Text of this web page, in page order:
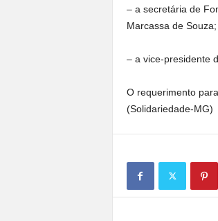
– a secretária de
Marcassa de
– a vice-presidente
O requerimento
(Solidariedade-MG)